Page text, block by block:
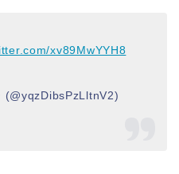
xv89MwYYH8
(@yqzDibsPzLltnV2)